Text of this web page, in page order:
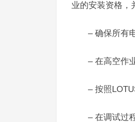
业的安装资格，
– 确保所有
– 在高空作
– 按照
– 在调试过